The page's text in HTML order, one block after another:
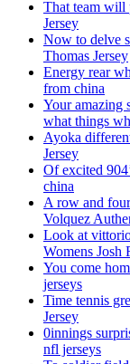
That team will
Jersey
Now to delve
Thomas Jersey
Energy rear
from china
Your amazing
what things
Ayoka
Jersey
Of excited
china
A row and
Volquez
Look at
Womens Josh
You come
jerseys
Time tennis
Jersey
0innings
nfl jerseys